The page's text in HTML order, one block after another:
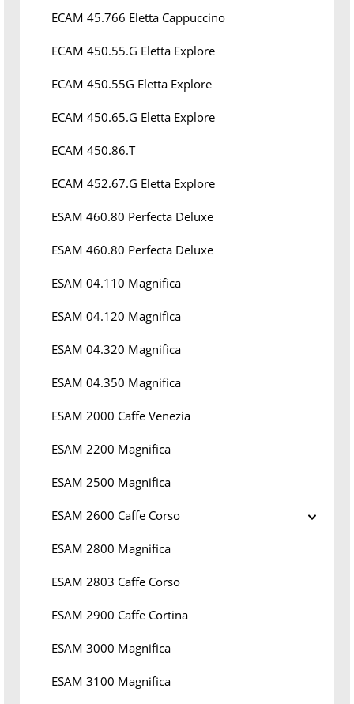
ECAM 45.766 Eletta Cappuccino
ECAM 450.55.G Eletta Explore
ECAM 450.55G Eletta Explore
ECAM 450.65.G Eletta Explore
ECAM 450.86.T
ECAM 452.67.G Eletta Explore
ESAM 460.80 Perfecta Deluxe
ESAM 460.80 Perfecta Deluxe
ESAM 04.110 Magnifica
ESAM 04.120 Magnifica
ESAM 04.320 Magnifica
ESAM 04.350 Magnifica
ESAM 2000 Caffe Venezia
ESAM 2200 Magnifica
ESAM 2500 Magnifica
ESAM 2600 Caffe Corso
ESAM 2800 Magnifica
ESAM 2803 Caffe Corso
ESAM 2900 Caffe Cortina
ESAM 3000 Magnifica
ESAM 3100 Magnifica